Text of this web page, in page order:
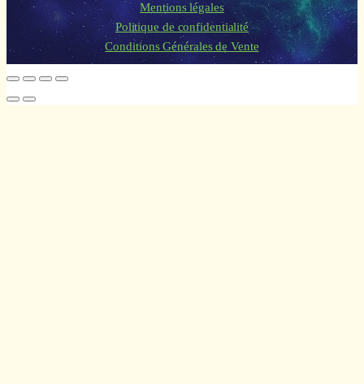
Mentions légales
Politique de confidentialité
Conditions Générales de Vente